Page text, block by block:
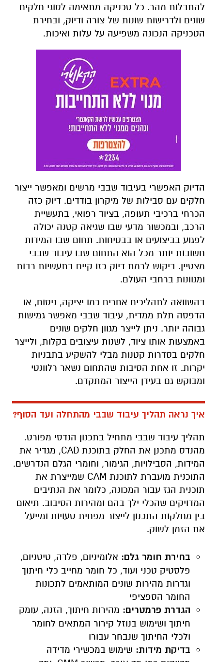
להתבלות מהר. כל טכניקה מתאימה לסוגי חלקים
שונים ולדרישות שונות של צורה ודיוק, ובחירת
הטכניקה הנכונה משפיעה על עלות ואיכות.
הדיוק האפשרי בעיבוד שבבי מרשים ומאפשר ייצור
חלקים עם סבילות של מיקרון בודדים. דיוק כזה
הכרחי ברכיבי תעופה, בציוד רפואי, בתעשיית
הרכב, ובמכשור מדעי שבו שגיאה קטנה יכולה
לפגוע בביצועים או בבטיחות. תחום שבו המידות
חשובות יותר מכל הוא התחום שבו עיבוד שבבי
מצטיין. ביקוש לרמת דיוק כזו קיים בתעשיות רבות
ומגוונות ברחבי העולם.
בהשוואה לתהליכים אחרים כמו יציקה, ניסוח, או
הדפסה תלת ממדית, עיבוד שבבי מאפשר גמישות
גבוהה יותר. ניתן לייצר מגוון חלקים שונים
באמצעות אותו ציוד, לשנות עיצובים בקלות, ולייצר
חלקים בסדרות קטנות מבלי להשקיע בתבניות
יקרות. זו אחת הסיבות שהתחום נשאר רלוונטי
ומבוקש גם בעידן הייצור המתקדם.
איך נראה תהליך עיבוד שבבי מהתחלה ועד הסוף?
תהליך עיבוד שבבי מתחיל בתכנון הנדסי מפורט.
מהנדס מתכנן את החלק בתוכנת CAD, מגדיר את
המידות, הסבילויות, הגימור, וחומרי הגלם הנדרשים.
התוכנית מועברת לתוכנת CAM שמייצרת את
תוכנית הגז עבור המכונה, כלומר את הנתיבים
המדויקים שהכלי ילך בהם ומהירות הסיבוב. תיאום
בין מחלקות התכנון לייצור מפחית טעויות ומייעל
את הזמן לשוק.
בחירת חומר גלם: אלומיניום, פלדה, טיטניום,
פלסטיק טכני ועוד, כל חומר מחייב כלי חיתוך
וגדרות מהירות שונים המותאמים לתכונות
החומר הספציפי
הגדרת פרמטרים: מהירות חיתוך, הזנה, עומק
חיתוך ושימוש בנוזל קירור המתאים לחומר
ולכלי החיתוך שנבחר עבורו
בדיקת מידות: שימוש במכשירי מדידה